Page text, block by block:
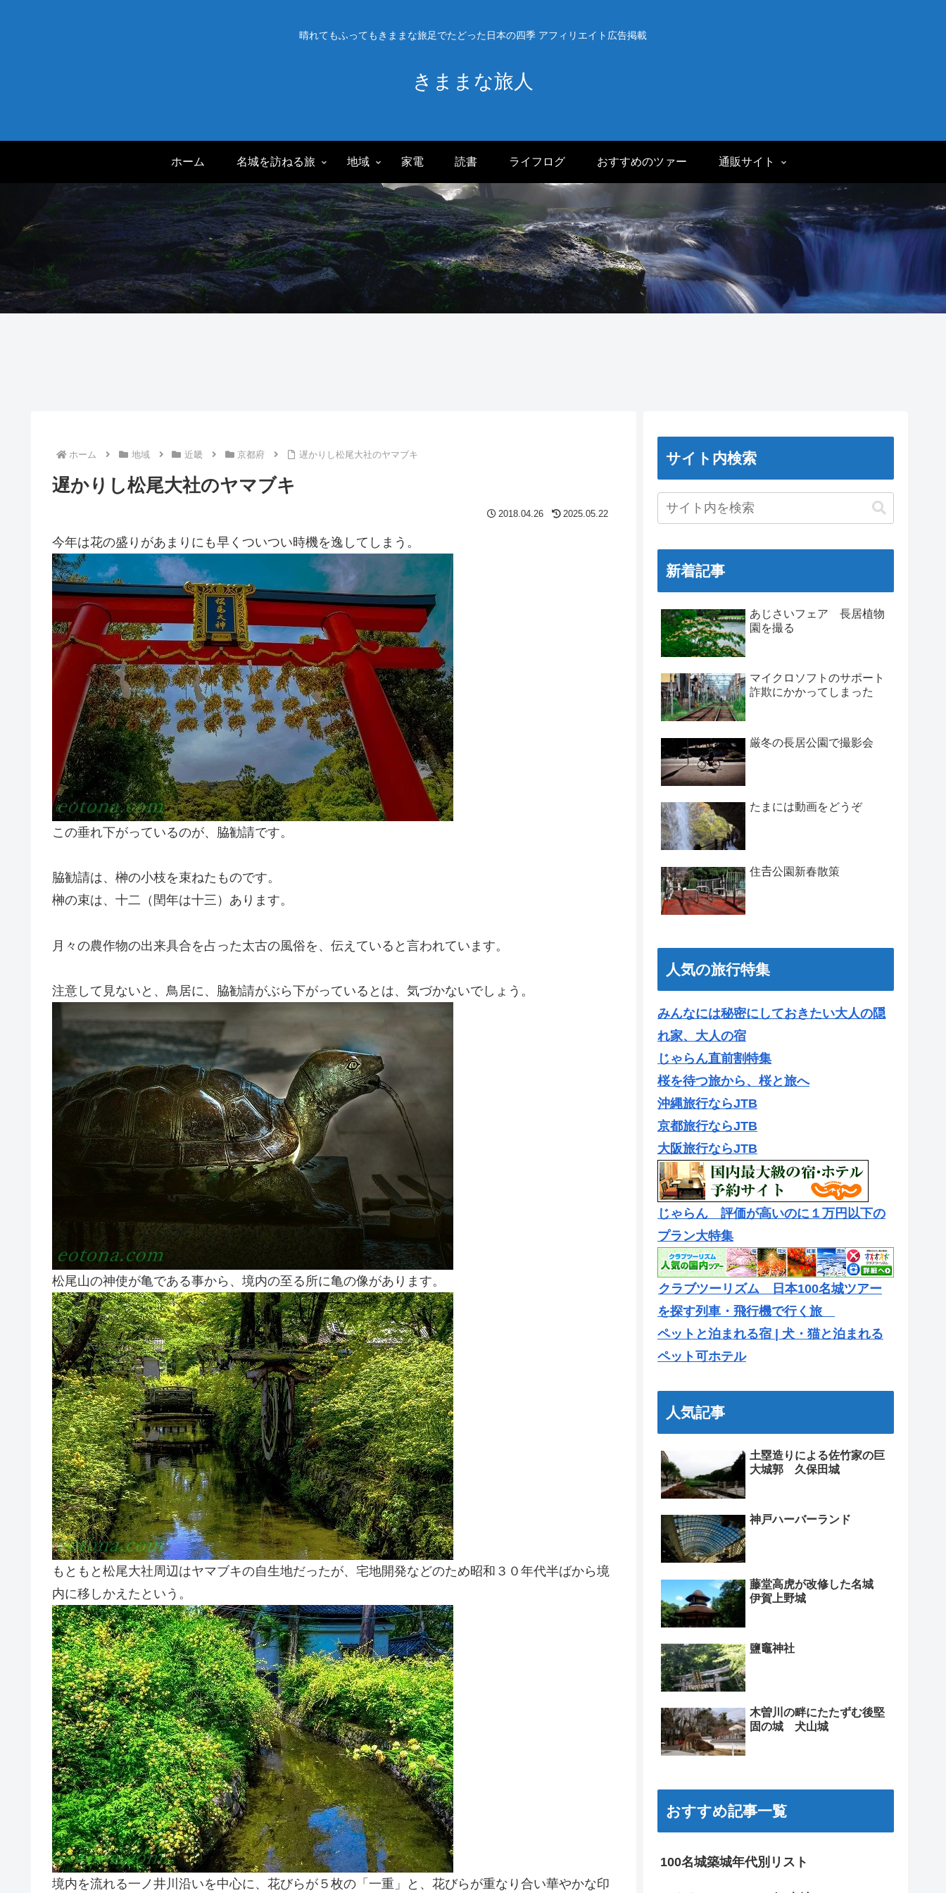
晴れてもふってもきままな旅足でたどった日本の四季 アフィリエイト広告掲載
きままな旅人
ホーム 名城を訪ねる旅 地域 家電 読書 ライフログ おすすめのツァー 通販サイト
ホーム 地域 近畿 京都府 遅かりし松尾大社のヤマブキ
遅かりし松尾大社のヤマブキ
2018.04.26 2025.05.22
今年は花の盛りがあまりにも早くついつい時機を逸してしまう。
この垂れ下がっているのが、脇勧請です。
脇勧請は、榊の小枝を束ねたものです。
榊の束は、十二（閏年は十三）あります。
月々の農作物の出来具合を占った太古の風俗を、伝えていると言われています。
注意して見ないと、鳥居に、脇勧請がぶら下がっているとは、気づかないでしょう。
松尾山の神使が亀である事から、境内の至る所に亀の像があります。
もともと松尾大社周辺はヤマブキの自生地だったが、宅地開発などのため昭和３０年代半ばから境
内に移しかえたという。
境内を流れる一ノ井川沿いを中心に、花びらが５枚の「一重」と、花びらが重なり合い華やかな印
サイト内検索
新着記事
あじさいフェア 長居植物
園を撮る
マイクロソフトのサポート
詐欺にかかってしまった
厳冬の長居公園で撮影会
たまには動画をどうぞ
住𠮷公園新春散策
人気の旅行特集
みんなには秘密にしておきたい大人の隠
れ家、大人の宿
じゃらん直前割特集
桜を待つ旅から、桜と旅へ
沖縄旅行ならJTB
京都旅行ならJTB
大阪旅行ならJTB
じゃらん 評価が高いのに１万円以下の
プラン大特集
クラブツーリズム 日本100名城ツアー
を探す列車・飛行機で行く旅
ペットと泊まれる宿 | 犬・猫と泊まれる
ペット可ホテル
人気記事
土塁造りによる佐竹家の巨
大城郭 久保田城
神戸ハーバーランド
藤堂高虎が改修した名城
伊賀上野城
鹽竈神社
木曽川の畔にたたずむ後堅
固の城 犬山城
おすすめ記事一覧
100名城築城年代別リスト